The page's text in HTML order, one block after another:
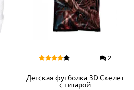
2
Детская футболка 3D Скелет
с гитарой